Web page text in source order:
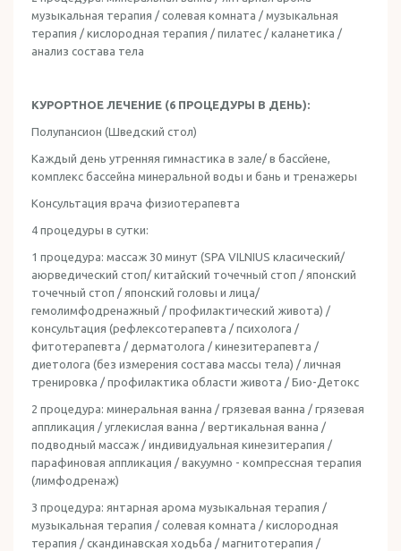
музыкальная терапия / солевая комната / музыкальная
терапия / кислородная терапия / пилатес / каланетика /
анализ состава тела
КУРОРТНОЕ ЛЕЧЕНИЕ (6 ПРОЦЕДУРЫ В ДЕНЬ):
Полупансион (Шведский стол)
Каждый день утренняя гимнастика в зале/ в бассйене,
комплекс бассейна минеральной воды и бань и тренажеры
Консультация врача физиотерапевта
4 процедуры в сутки:
1 процедура: массаж 30 минут (SPA VILNIUS класический/
аюрведический стоп/ китайский точечный стоп / японский
точечный стоп / японский головы и лица/
гемолимфодренажный / профилактический живота) /
консультация (рефлексотерапевта / психолога /
фитотерапевта / дерматолога / кинезитерапевта /
диетолога (без измерения состава массы тела) / личная
тренировка / профилактика области живота / Био-Детокс
2 процедура: минеральная ванна / грязевая ванна / грязевая
аппликация / углекислая ванна / вертикальная ванна /
подводный массаж / индивидуальная кинезитерапия /
парафиновая аппликация / вакуумно - компрессная терапия
(лимфодренаж)
3 процедура: янтарная арома музыкальная терапия /
музыкальная терапия / солевая комната / кислородная
терапия / скандинавская ходьба / магнитотерапия /